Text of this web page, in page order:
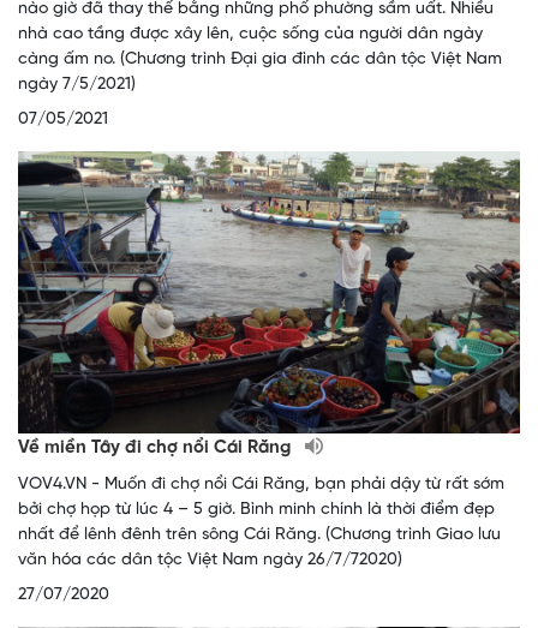
nào giờ đã thay thế bằng những phố phường sầm uất. Nhiều
nhà cao tầng được xây lên, cuộc sống của người dân ngày
càng ấm no. (Chương trình Đại gia đình các dân tộc Việt Nam
ngày 7/5/2021)
07/05/2021
Về miền Tây đi chợ nổi Cái Răng
VOV4.VN - Muốn đi chợ nổi Cái Răng, bạn phải dậy từ rất sớm
bởi chợ họp từ lúc 4 – 5 giờ. Bình minh chính là thời điểm đẹp
nhất để lênh đênh trên sông Cái Răng. (Chương trình Giao lưu
văn hóa các dân tộc Việt Nam ngày 26/7/72020)
27/07/2020